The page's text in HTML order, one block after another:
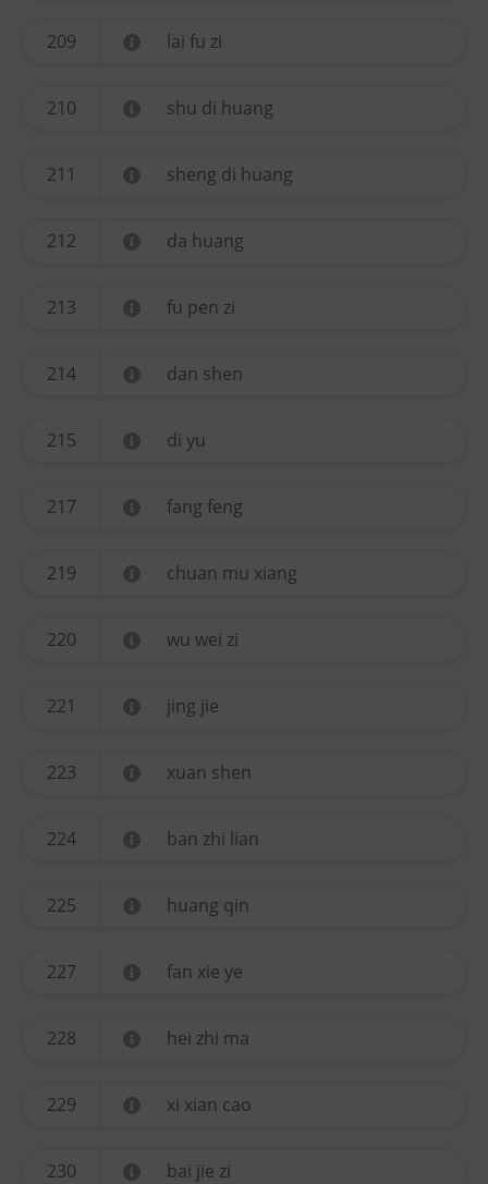
209 lai fu zi
210 shu di huang
211 sheng di huang
212 da huang
213 fu pen zi
214 dan shen
215 di yu
217 fang feng
219 chuan mu xiang
220 wu wei zi
221 jing jie
223 xuan shen
224 ban zhi lian
225 huang qin
227 fan xie ye
228 hei zhi ma
229 xi xian cao
230 bai jie zi